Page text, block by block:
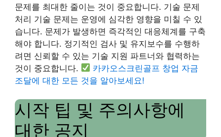
문제를 최대한 줄이는 것이 중요합니다. 기술 문제
처리 기술 문제는 운영에 심각한 영향을 미칠 수 있
습니다. 문제가 발생하면 즉각적인 대응체계를 구축
해야 합니다. 정기적인 검사 및 유지보수를 수행하
려면 신뢰할 수 있는 기술 지원 파트너와 협력하는
것이 중요합니다.
카카오스크린골프 창업 자금
조달에 대한 모든 것을 알아보세요!
시작 팁 및 주의사항에
대한 공지